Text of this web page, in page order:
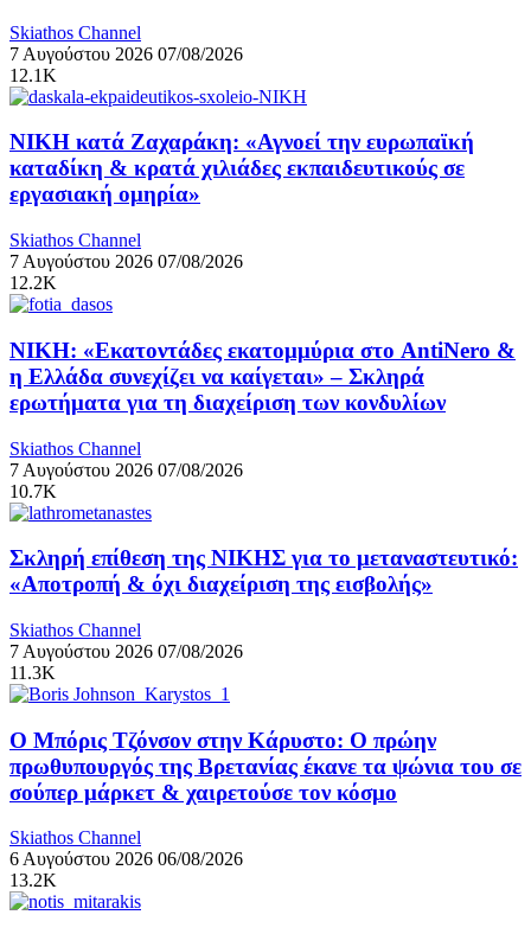
Skiathos Channel
7 Αυγούστου 2026 07/08/2026
12.1K
ΝΙΚΗ κατά Ζαχαράκη: «Αγνοεί την ευρωπαϊκή
καταδίκη & κρατά χιλιάδες εκπαιδευτικούς σε
εργασιακή ομηρία»
Skiathos Channel
7 Αυγούστου 2026 07/08/2026
12.2K
ΝΙΚΗ: «Εκατοντάδες εκατομμύρια στο AntiNero &
η Ελλάδα συνεχίζει να καίγεται» – Σκληρά
ερωτήματα για τη διαχείριση των κονδυλίων
Skiathos Channel
7 Αυγούστου 2026 07/08/2026
10.7K
Σκληρή επίθεση της ΝΙΚΗΣ για το μεταναστευτικό:
«Αποτροπή & όχι διαχείριση της εισβολής»
Skiathos Channel
7 Αυγούστου 2026 07/08/2026
11.3K
Ο Μπόρις Τζόνσον στην Κάρυστο: Ο πρώην
πρωθυπουργός της Βρετανίας έκανε τα ψώνια του σε
σούπερ μάρκετ & χαιρετούσε τον κόσμο
Skiathos Channel
6 Αυγούστου 2026 06/08/2026
13.2K